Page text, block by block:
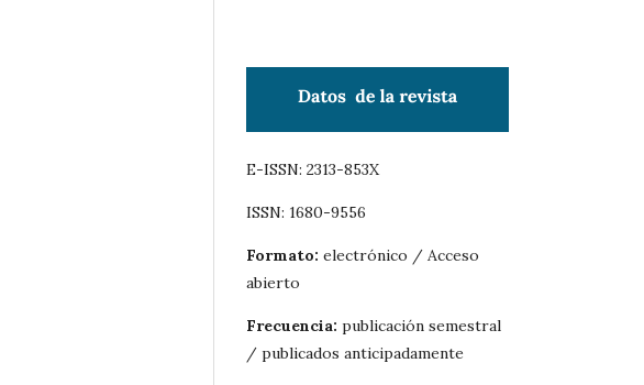
E-ISSN: 2313-853X
ISSN: 1680-9556
Formato: electrónico / Acceso
abierto
Frecuencia: publicación semestral
/ publicados anticipadamente